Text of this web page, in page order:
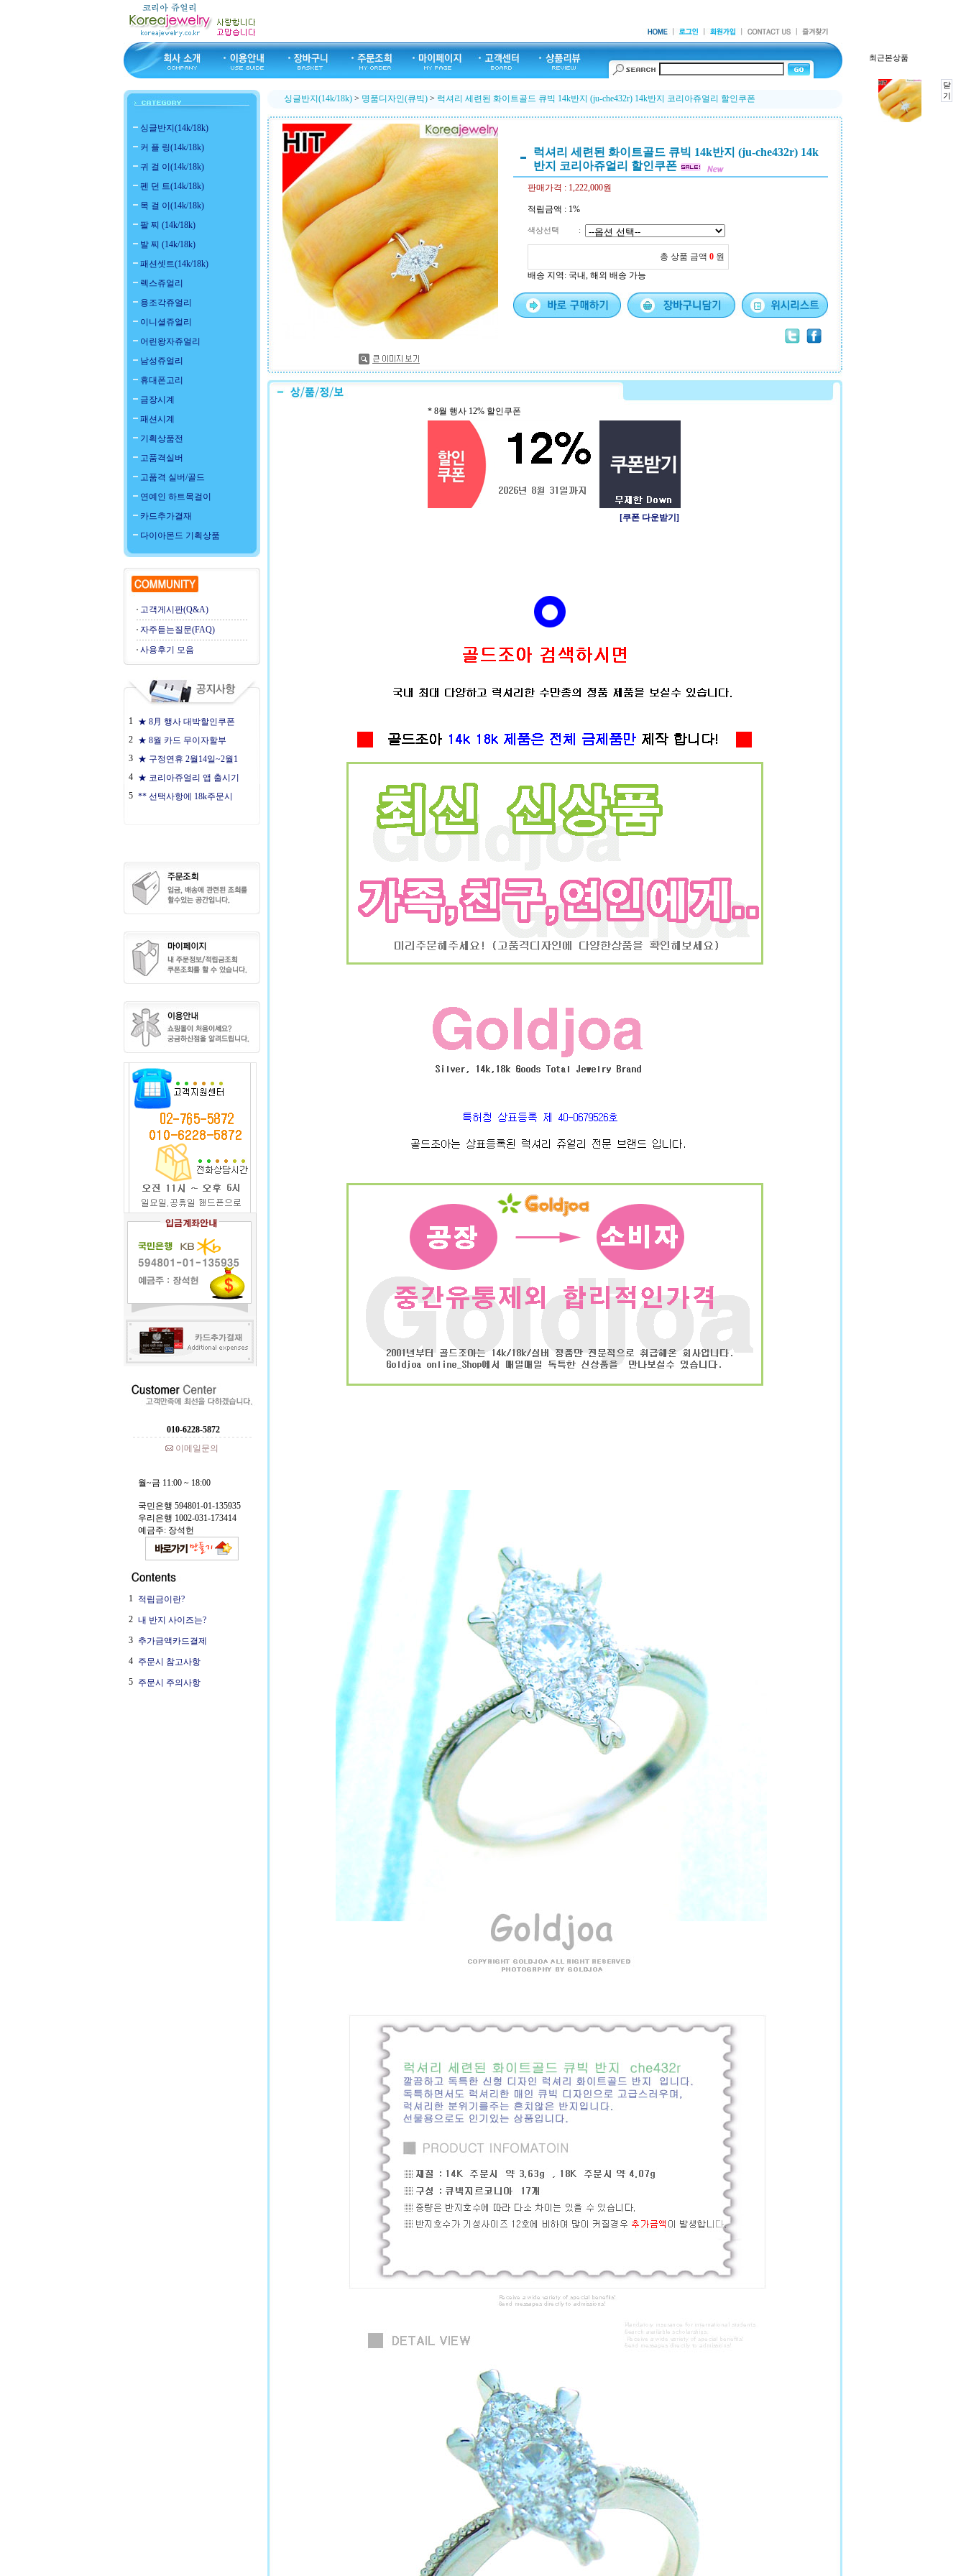
싱글반지(14k/18k)
커 플 링(14k/18k)
귀 걸 이(14k/18k)
펜 던 트(14k/18k)
목 걸 이(14k/18k)
팔 찌 (14k/18k)
발 찌 (14k/18k)
패션셋트(14k/18k)
렉스쥬얼리
용조각쥬얼리
이니셜쥬얼리
어린왕자쥬얼리
남성쥬얼리
휴대폰고리
금장시계
패션시계
기획상품전
고품격실버
고품격 실버/골드
연예인 하트목걸이
카드추가결재
다이아몬드 기획상품
고객게시판(Q&A)
자주듣는질문(FAQ)
사용후기 모음
1 ★ 8月 행사 대박할인쿠폰
2 ★ 8월 카드 무이자할부
3 ★ 구정연휴 2월14일~2월1
4 ★ 코리아쥬얼리 앱 출시기
5 ** 선택사항에 18k주문시
010-6228-5872
이메일문의
월~금 11:00 ~ 18:00
국민은행 594801-01-135935
우리은행 1002-031-173414
예금주: 장석헌
1 적립금이란?
2 내 반지 사이즈는?
3 추가금액카드결제
4 주문시 참고사항
5 주문시 주의사항
싱글반지(14k/18k) > 명품디자인(큐빅) > 럭셔리 세련된 화이트골드 큐빅 14k반지 (ju-che432r) 14k반지 코리아쥬얼리 할인쿠폰
럭셔리 세련된 화이트골드 큐빅 14k반지 (ju-che432r) 14k
반지 코리아쥬얼리 할인쿠폰
판매가격 : 1,222,000원
적립금액 : 1%
색상선택 :
총 상품 금액 0 원
배송 지역 : 국내, 해외 배송 가능
* 8월 행사 12% 할인쿠폰
[쿠폰 다운받기]
최근본상품
닫
기